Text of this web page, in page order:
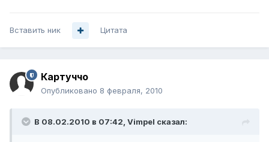
Вставить ник Цитата
Картуччо
Опубликовано 8 февраля, 2010
В 08.02.2010 в 07:42, Vimpel сказал: